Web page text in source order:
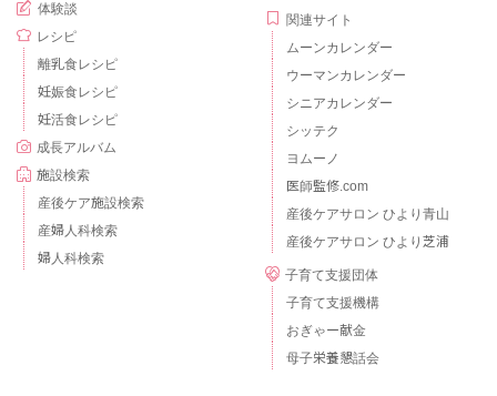
体験談
レシピ
離乳食レシピ
妊娠食レシピ
妊活食レシピ
成長アルバム
施設検索
産後ケア施設検索
産婦人科検索
婦人科検索
関連サイト
ムーンカレンダー
ウーマンカレンダー
シニアカレンダー
シッテク
ヨムーノ
医師監修.com
産後ケアサロン ひより青山
産後ケアサロン ひより芝浦
子育て支援団体
子育て支援機構
おぎゃー献金
母子栄養懇話会